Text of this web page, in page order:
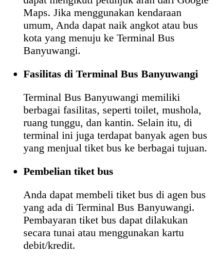
Maps. Jika menggunakan kendaraan
umum, Anda dapat naik angkot atau bus
kota yang menuju ke Terminal Bus
Banyuwangi.
Fasilitas di Terminal Bus Banyuwangi
Terminal Bus Banyuwangi memiliki
berbagai fasilitas, seperti toilet, mushola,
ruang tunggu, dan kantin. Selain itu, di
terminal ini juga terdapat banyak agen bus
yang menjual tiket bus ke berbagai tujuan.
Pembelian tiket bus
Anda dapat membeli tiket bus di agen bus
yang ada di Terminal Bus Banyuwangi.
Pembayaran tiket bus dapat dilakukan
secara tunai atau menggunakan kartu
debit/kredit.